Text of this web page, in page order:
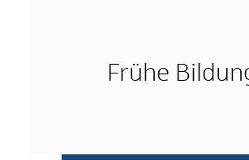
Frühe